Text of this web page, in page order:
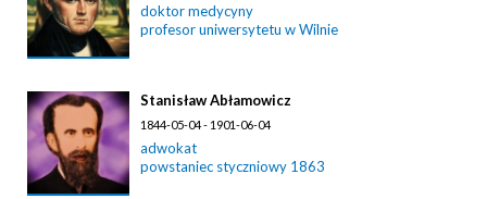
doktor medycyny
profesor uniwersytetu w Wilnie
Stanisław Abłamowicz
1844-05-04 - 1901-06-04
adwokat
powstaniec styczniowy 1863